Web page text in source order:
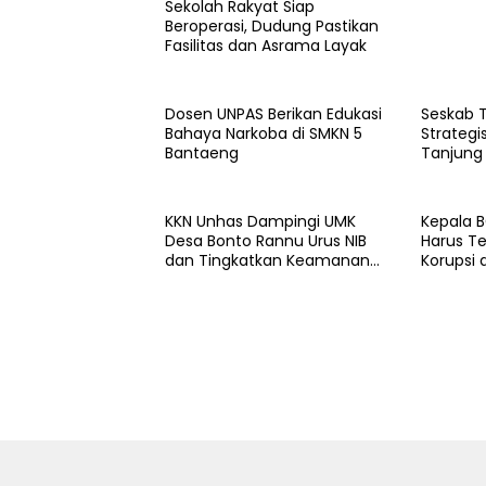
Sekolah Rakyat Siap
Beroperasi, Dudung Pastikan
Fasilitas dan Asrama Layak
Dosen UNPAS Berikan Edukasi
Bahaya Narkoba di SMKN 5
Bantaeng
Seskab
Tanjung
KKN Unhas Dampingi UMK
Desa Bonto Rannu Urus NIB
dan Tingkatkan Keamanan
Kepala
Harus
Korupsi